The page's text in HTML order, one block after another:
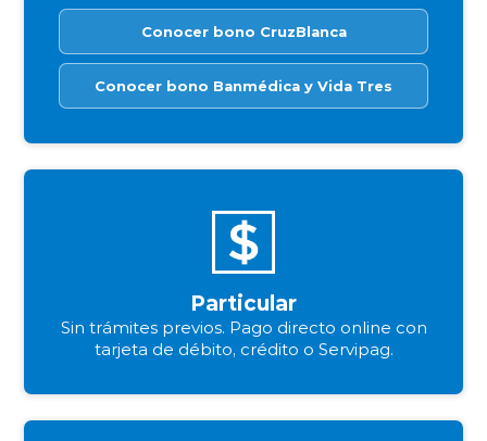
Conocer bono CruzBlanca
Conocer bono Banmédica y Vida Tres
Particular
Sin trámites previos. Pago directo online con
tarjeta de débito, crédito o Servipag.